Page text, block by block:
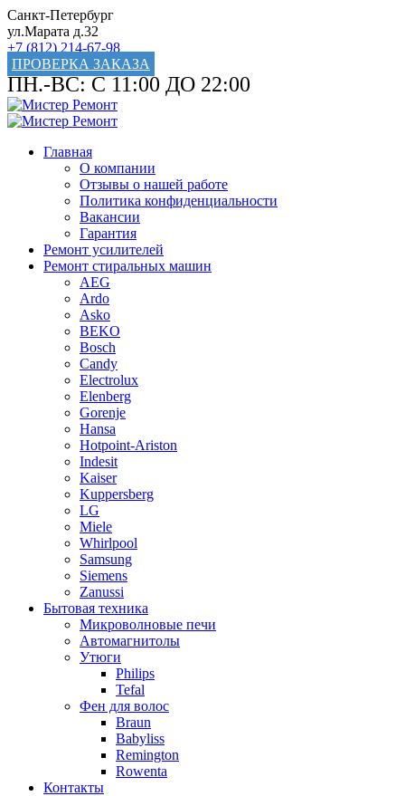
Санкт-Петербург
ул.Марата д.32
+7 (812) 214-67-98
ПРОВЕРКА ЗАКАЗА
ПН.-ВС: С 11:00 ДО 22:00
Главная
О компании
Отзывы о нашей работе
Политика конфиденциальности
Вакансии
Гарантия
Ремонт усилителей
Ремонт стиральных машин
AEG
Ardo
Asko
BEKO
Bosch
Candy
Electrolux
Elenberg
Gorenje
Hansa
Hotpoint-Ariston
Indesit
Kaiser
Kuppersberg
LG
Miele
Whirlpool
Samsung
Siemens
Zanussi
Бытовая техника
Микроволновые печи
Автомагнитолы
Утюги
Philips
Tefal
Фен для волос
Braun
Babyliss
Remington
Rowenta
Контакты